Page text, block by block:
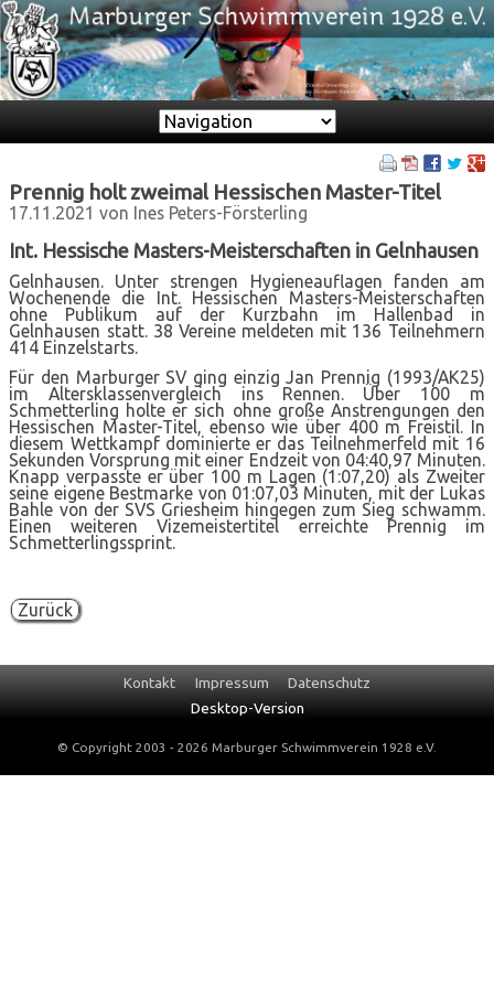
Zielseite
Prennig holt zweimal Hessischen Master-Titel
17.11.2021 von Ines Peters-Försterling
Int. Hessische Masters-Meisterschaften in Gelnhausen
Gelnhausen. Unter strengen Hygieneauflagen fanden am
Wochenende die Int. Hessischen Masters-Meisterschaften
ohne Publikum auf der Kurzbahn im Hallenbad in
Gelnhausen statt. 38 Vereine meldeten mit 136 Teilnehmern
414 Einzelstarts.
Für den Marburger SV ging einzig Jan Prennig (1993/AK25)
im Altersklassenvergleich ins Rennen. Über 100 m
Schmetterling holte er sich ohne große Anstrengungen den
Hessischen Master-Titel, ebenso wie über 400 m Freistil. In
diesem Wettkampf dominierte er das Teilnehmerfeld mit 16
Sekunden Vorsprung mit einer Endzeit von 04:40,97 Minuten.
Knapp verpasste er über 100 m Lagen (1:07,20) als Zweiter
seine eigene Bestmarke von 01:07,03 Minuten, mit der Lukas
Bahle von der SVS Griesheim hingegen zum Sieg schwamm.
Einen weiteren Vizemeistertitel erreichte Prennig im
Schmetterlingssprint.
Zurück
Navigation
überspringen
Kontakt Impressum Datenschutz
Desktop-Version
© Copyright 2003 - 2026 Marburger Schwimmverein 1928 e.V.